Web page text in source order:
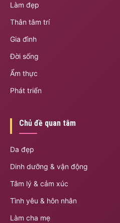
Làm đẹp
Thân tâm trí
Gia đình
Đời sống
Ẩm thực
Phát triển
Chủ đề quan tâm
Da đẹp
Dinh dưỡng & vận động
Tâm lý & cảm xúc
Tình yêu & hôn nhân
Làm cha mẹ